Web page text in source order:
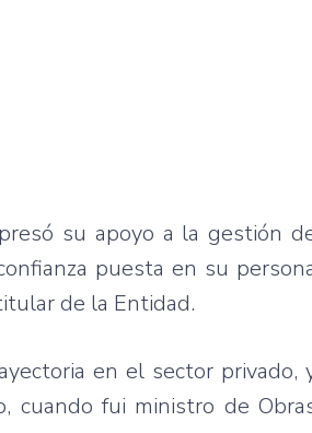
su apoyo a la gestión
puesta en su
de la Entidad.
en el sector privado,
cuando fui ministro de